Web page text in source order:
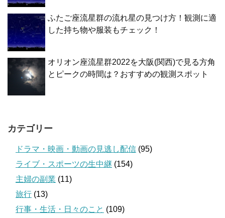
ふたご座流星群の流れ星の見つけ方！観測に適
した持ち物や服装もチェック！
オリオン座流星群2022を大阪(関西)で見る方角
とピークの時間は？おすすめの観測スポット
カテゴリー
ドラマ・映画・動画の見逃し配信 (95)
ライブ・スポーツの生中継 (154)
主婦の副業 (11)
旅行 (13)
行事・生活・日々のこと (109)